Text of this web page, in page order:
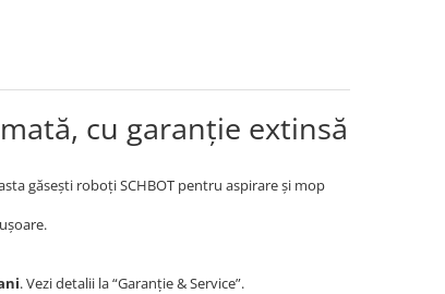
cu garanție extinsă
găsești roboți SCHBOT pentru aspirare și mop
. Vezi detalii la “Garanție & Service”.